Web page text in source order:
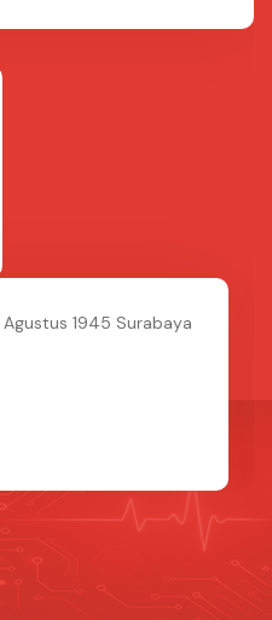
Agustus 1945 Surabaya